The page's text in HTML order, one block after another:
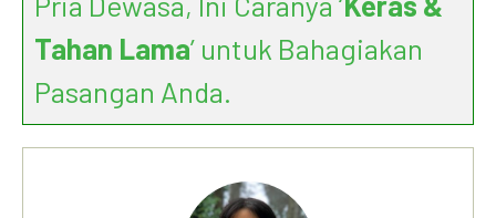
Tahan Lama’ untuk Bahagiakan
Pasangan Anda.